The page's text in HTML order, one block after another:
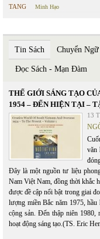
TANG
Minh Hạo
Tin Sách Chuyển Ngữ
Đọc Sách - Mạn Đàm
THẾ GIỚI SÁNG TẠO
1954 – ĐẾN HIỆN TẠI –
13
văn
Đây là một nguồn tư liệu
Nam Việt Nam, đồng thời khắc
được đề cập nổi bật trong giai
lượng miền Bắc năm 1975,
cộng sản. Đến thập niên 1980,
hoạt động sáng tạo.(TS. Eric